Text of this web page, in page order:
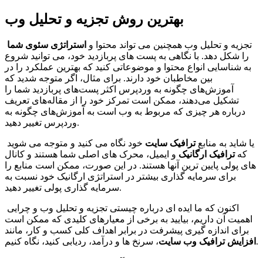
بهترین روش تجزیه و تحلیل وب
تجزیه و تحلیل وب همچنین می تواند محتوا و استراتژی سئوی شما
را شکل دهد. با نگاهی به پست های پربازدید خود، می توانید شروع
به شناسایی انواع محتوا و موضوعاتی کنید که بهترین عملکرد را در
بین مخاطبان خود دارند. برای مثال، اگر متوجه شدید که
آموزش‌های چگونه به وردپرس اکثر پست‌های پربازدید شما را
تشکیل می‌دهند، ممکن است تمرکز خود را از مقاله‌های تعریف
درباره هر چیزی که مربوط به وب است به آموزش‌های چگونه به
وردپرس تغییر دهید.
یا شاید به منابعترافیک سایت خود نگاه می کنید و متوجه می شوید
که ترافیک ارگانیک و ایمیل، محرک های اصلی شما هستند و کانال
های پولی پایین ترین آنها هستند. در این صورت، ممکن است منابع را
برای سرمایه گذاری بیشتر در استراتژی ارگانیک خود نسبت به
سرمایه گذاری پولی تغییر دهید.
اهمیت آن داریم، بیایید به برخی از معیارهای کلیدی که ممکن است
برای اندازه گیری پیشرفت در برابر اهداف کلی کسب و کار، مانند
افزایش ترافیک وب سایت ، سرنخ ها و درآمد، ردیابی کنید، نگاه کنیم.